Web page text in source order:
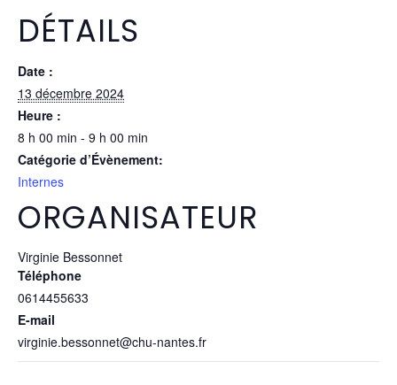
DÉTAILS
Date :
13 décembre 2024
Heure :
8 h 00 min - 9 h 00 min
Catégorie d’Évènement:
Internes
ORGANISATEUR
Virginie Bessonnet
Téléphone
0614455633
E-mail
virginie.bessonnet@chu-nantes.fr